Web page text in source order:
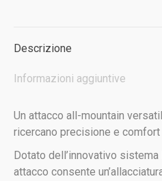
Descrizione
Informazioni aggiuntive
Un attacco all-mountain
ricercano precisione e comfort
Dotato dell’innovativo sistema
attacco consente